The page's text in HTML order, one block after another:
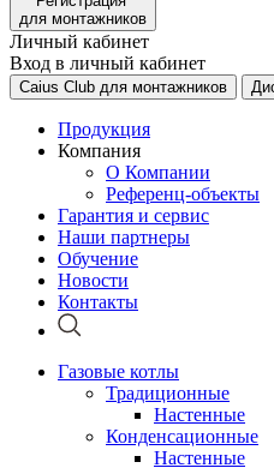
для монтажников
Личный кабинет
Вход в личный кабинет
Caius Club для монтажников
Продукция
Компания
О Компании
Референц-объекты
Гарантия и сервис
Наши партнеры
Обучение
Новости
Контакты
Газовые котлы
Традиционные
Настенные
Конденсационные
Настенные